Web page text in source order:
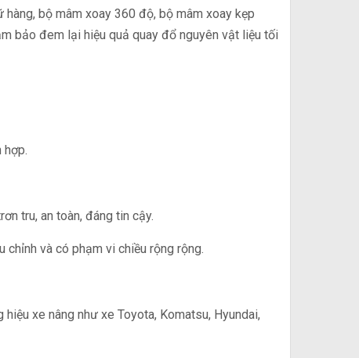
bộ mâm xoay 360 độ, bộ mâm xoay kẹp
bảo đem lại hiệu quả quay đổ nguyên vật liệu tối
tru, an toàn, đáng tin cậy.
chỉnh và có phạm vi chiều rộng rộng.
xe nâng như xe Toyota, Komatsu, Hyundai,